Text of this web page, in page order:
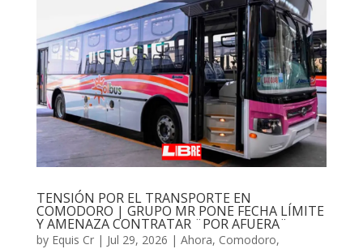
TENSIÓN POR EL TRANSPORTE EN
COMODORO | GRUPO MR PONE FECHA LÍMITE
Y AMENAZA CONTRATAR ¨POR AFUERA¨
by Equis Cr| Jul 29, 2026 | Ahora, Comodoro,